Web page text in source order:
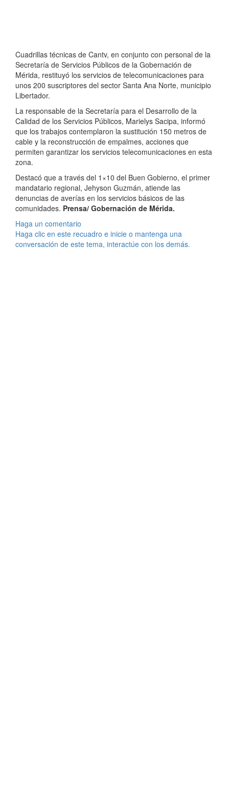
Cuadrillas técnicas de Cantv, en conjunto con personal de la
Secretaría de Servicios Públicos de la Gobernación de
Mérida, restituyó los servicios de telecomunicaciones para
unos 200 suscriptores del sector Santa Ana Norte, municipio
Libertador.
La responsable de la Secretaría para el Desarrollo de la
Calidad de los Servicios Públicos, Marielys Sacipa, informó
que los trabajos contemplaron la sustitución 150 metros de
cable y la reconstrucción de empalmes, acciones que
permiten garantizar los servicios telecomunicaciones en esta
zona.
Destacó que a través del 1×10 del Buen Gobierno, el primer
mandatario regional, Jehyson Guzmán, atiende las
denuncias de averías en los servicios básicos de las
comunidades. Prensa/ Gobernación de Mérida.
Haga un comentario
Haga clic en este recuadro e inicie o mantenga una
conversación de este tema, interactúe con los demás.